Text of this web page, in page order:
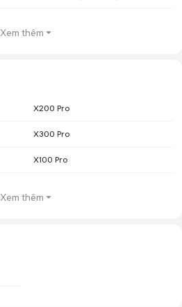
Xem thêm
X200 Pro
X300 Pro
X100 Pro
Xem thêm